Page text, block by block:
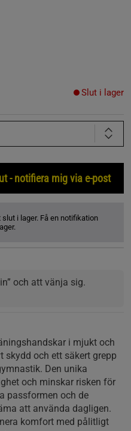
Slut i lager
- notifiera mig via e-post
i lager. Få en notifikation
och att vänja sig.
i mjukt och
skydd och ett säkert grepp
Den unika
och minskar risken för
passformen och de
att använda dagligen.
komfort med pålitligt